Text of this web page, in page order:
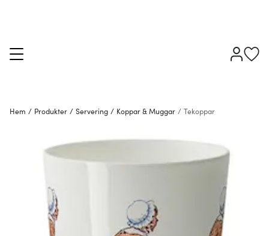
Hem / Produkter / Servering / Koppar & Muggar / Tekoppar